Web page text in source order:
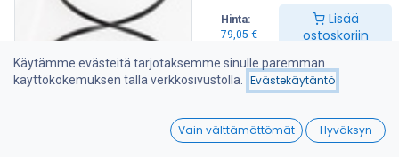
Hinta:
79,05 €
Lisää
ostoskoriin
Wishlist
€
Lisää ostoskoriin
Käytämme evästeitä tarjotaksemme sinulle paremman
käyttökokemuksen tällä verkkosivustolla.
Evästekäytäntö
Vain välttämättömät Hyväksyn